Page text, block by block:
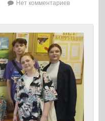
Нет комментариев